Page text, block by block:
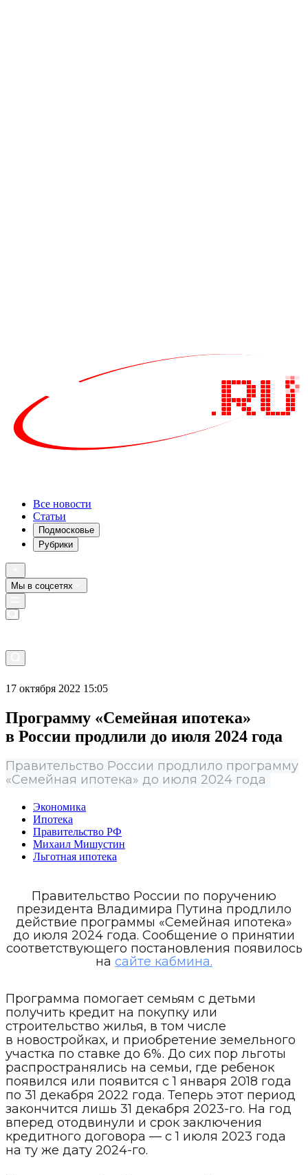
Все новости
Статьи
Подмосковье
Рубрики
Мы в соцсетях
17 октября 2022 15:05
Программу «Семейная ипотека»
в России продлили до июля 2024 года
Правительство России продлило программу
«Семейная ипотека» до июля 2024 года
Экономика
Ипотека
Правительство РФ
Михаил Мишустин
Льготная ипотека
Правительство России по поручению
президента Владимира Путина продлило
действие программы «Семейная ипотека»
до июля 2024 года. Сообщение о принятии
соответствующего постановления появилось
на сайте кабмина.
Программа помогает семьям с детьми
получить кредит на покупку или
строительство жилья, в том числе
в новостройках, и приобретение земельного
участка по ставке до 6%. До сих пор льготы
распространялись на семьи, где ребенок
появился или появится с 1 января 2018 года
по 31 декабря 2022 года. Теперь этот период
закончится лишь 31 декабря 2023-го. На год
вперед отодвинули и срок заключения
кредитного договора — с 1 июля 2023 года
на ту же дату 2024-го.